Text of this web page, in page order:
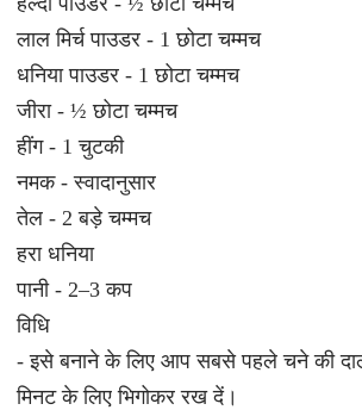
लाल मिर्च पाउडर - 1 छोटा चम्मच
धनिया पाउडर - 1 छोटा चम्मच
जीरा - ½ छोटा चम्मच
हींग - 1 चुटकी
नमक - स्वादानुसार
तेल - 2 बड़े चम्मच
हरा धनिया
पानी - 2–3 कप
विधि
- इसे बनाने के लिए आप सबसे पहले चने की
मिनट के लिए भिगोकर रख दें।